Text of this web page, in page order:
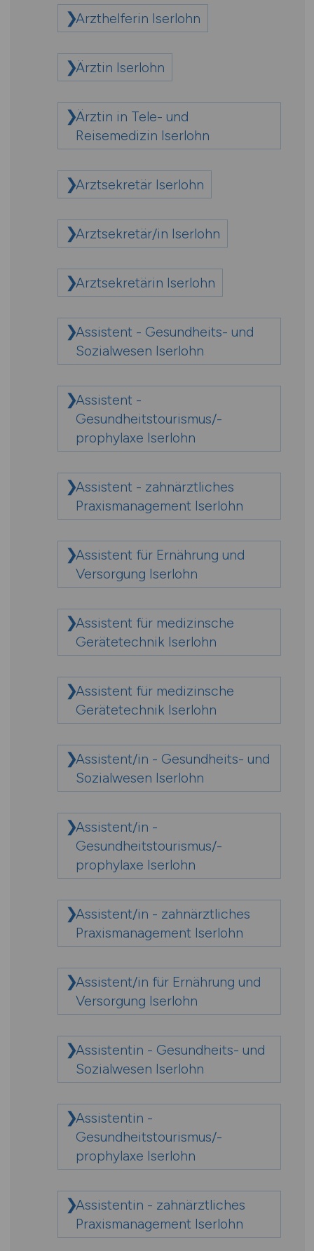
Arzthelferin Iserlohn
Ärztin Iserlohn
Ärztin in Tele- und
Reisemedizin Iserlohn
Arztsekretär Iserlohn
Arztsekretär/in Iserlohn
Arztsekretärin Iserlohn
Assistent - Gesundheits- und
Sozialwesen Iserlohn
Assistent -
Gesundheitstourismus/-
prophylaxe Iserlohn
Assistent - zahnärztliches
Praxismanagement Iserlohn
Assistent für Ernährung und
Versorgung Iserlohn
Assistent für medizinsche
Gerätetechnik Iserlohn
Assistent für medizinsche
Gerätetechnik Iserlohn
Assistent/in - Gesundheits- und
Sozialwesen Iserlohn
Assistent/in -
Gesundheitstourismus/-
prophylaxe Iserlohn
Assistent/in - zahnärztliches
Praxismanagement Iserlohn
Assistent/in für Ernährung und
Versorgung Iserlohn
Assistentin - Gesundheits- und
Sozialwesen Iserlohn
Assistentin -
Gesundheitstourismus/-
prophylaxe Iserlohn
Assistentin - zahnärztliches
Praxismanagement Iserlohn